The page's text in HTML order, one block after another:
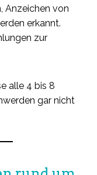
Anzeichen von
erkannt.
zur
alle 4 bis 8
gar nicht